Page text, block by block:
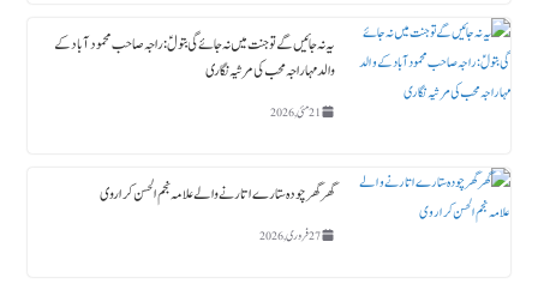
یہ نہ جائیں گے تو جنت میں نہ جائے گی بتولؑ: راجہ صاحب محمود آباد کے
والد مہاراجہ محب کی مرثیہ نگاری
21 مئی, 2026
گھر گھر چودہ ستارے اتارنے والے علامہ نجم الحسن کراروی
27 فروری, 2026